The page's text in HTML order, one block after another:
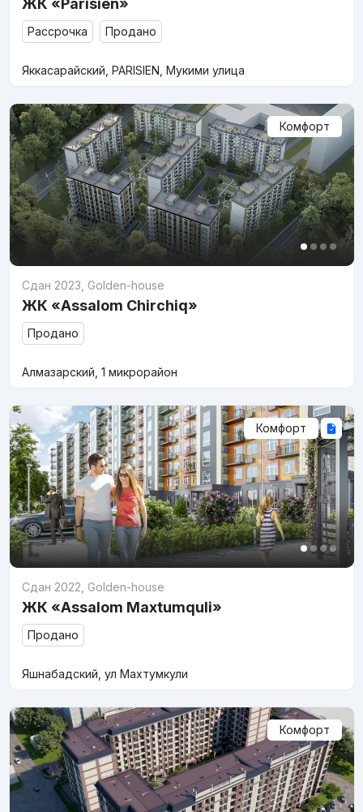
ЖК «Parisien»
Рассрочка Продано
Яккасарайский, PARISIEN, Мукими улица
Комфорт
Сдан 2023 Golden-house
ЖК «Assalom Chirchiq»
Продано
Алмазарский, 1 микрорайон
Комфорт
Сдан 2022 Golden-house
ЖК «Assalom Maxtumquli»
Продано
Яшнабадский, ул Махтумкули
Комфорт